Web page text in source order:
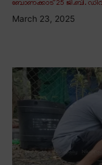
ബോണക്കാട് 25 ജി.ബി.
March 23, 2025